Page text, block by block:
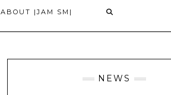
ABOUT |JAM SM|
NEWS